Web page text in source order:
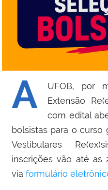
A
UFOB, por
Extensão
com edital
bolsistas para o curso
Vestibulares
inscrições vão até as
via formulário